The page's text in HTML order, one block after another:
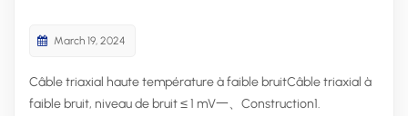
March 19, 2024
Câble triaxial haute température à faible bruitCâble triaxial à
faible bruit, niveau de bruit ≤ 1 mV一、Construction1.